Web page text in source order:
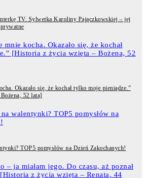
TV. Sylwetka Karoliny Pajączkowskiej – jej
Okazało się, że kochał tylko moje pieniądze.”
52 lata]
TOP5 pomysłów na Dzień Zakochanych!